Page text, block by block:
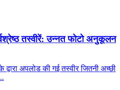
तस्वीरें: उन्नत फोटो अनुकूलन
अपलोड की गई तस्वीर जितनी अच्छी